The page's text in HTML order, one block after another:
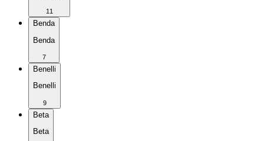
11
Benda
Benda
7
Benelli
Benelli
9
Beta
Beta